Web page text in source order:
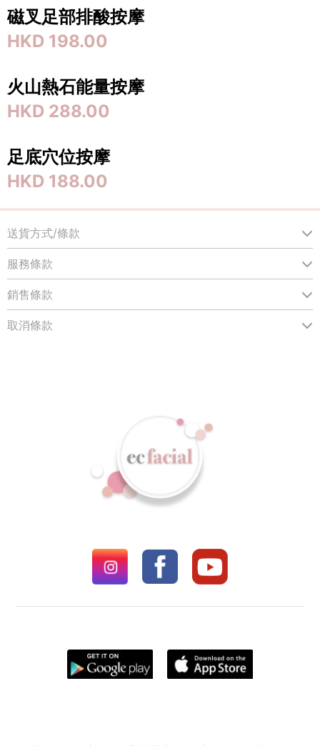
磁叉足部排酸按摩
HKD 198.00
火山熱石能量按摩
HKD 288.00
足底穴位按摩
HKD 188.00
送貨方式/條款
服務條款
銷售條款
取消條款